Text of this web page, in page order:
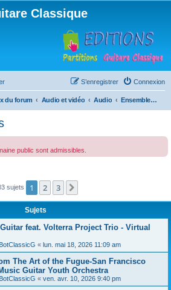
Classique
Connexion
S’enregistrer
du forum Audio et vidéo Audio Ensembles virtuels
public sont admissibles.
sujets 1 2 3
Sujets
feat. Volterra Project Trio - Virtual
BotClassicG « lun. mai 18, 2026 11:09 am
The Art of the Fugue-San Francisco
Guitar Youth Orchestra
BotClassicG « ven. avr. 10, 2026 9:40 pm